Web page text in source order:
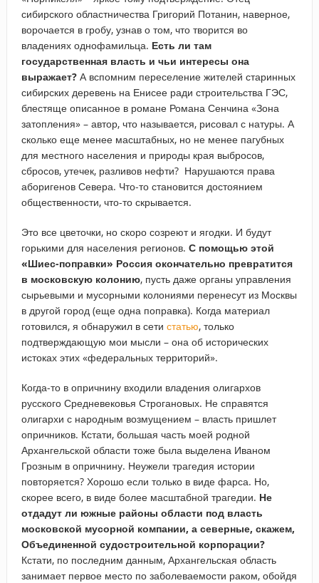
сибирского областничества Григорий Потанин, наверное,
ворочается в гробу, узнав о том, что творится во
владениях однофамильца. Есть ли там
государственная власть и чьи интересы она
выражает? А вспомним переселение жителей старинных
сибирских деревень на Енисее ради строительства ГЭС,
блестяще описанное в романе Романа Сенчина «Зона
затопления» – автор, что называется, рисовал с натуры. А
сколько еще менее масштабных, но не менее пагубных
для местного населения и природы края выбросов,
сбросов, утечек, разливов нефти? Нарушаются права
аборигенов Севера. Что-то становится достоянием
общественности, что-то скрывается.
Это все цветочки, но скоро созреют и ягодки. И будут
горькими для населения регионов. С помощью этой
«Шиес-поправки» Россия окончательно превратится
в московскую колонию, пусть даже органы управления
сырьевыми и мусорными колониями перенесут из Москвы
в другой город (еще одна поправка). Когда материал
готовился, я обнаружил в сети статью, только
подтверждающую мои мысли – она об исторических
истоках этих «федеральных территорий».
Когда-то в опричнину входили владения олигархов
русского Средневековья Строгановых. Не справятся
олигархи с народным возмущением – власть пришлет
опричников. Кстати, большая часть моей родной
Архангельской области тоже была выделена Иваном
Грозным в опричнину. Неужели трагедия истории
повторяется? Хорошо если только в виде фарса. Но,
скорее всего, в виде более масштабной трагедии. Не
отдадут ли южные районы области под власть
московской мусорной компании, а северные, скажем,
Объединенной судостроительной корпорации?
Кстати, по последним данным, Архангельская область
занимает первое место по заболеваемости раком, обойдя